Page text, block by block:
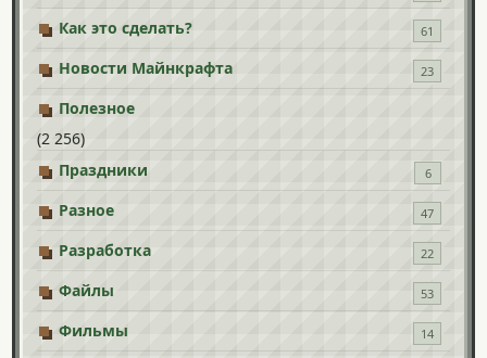
Как это сделать? 61
Новости Майнкрафта 23
Полезное
(2 256)
Праздники
6
Разное 47
Разработка 22
Файлы 53
Фильмы 14